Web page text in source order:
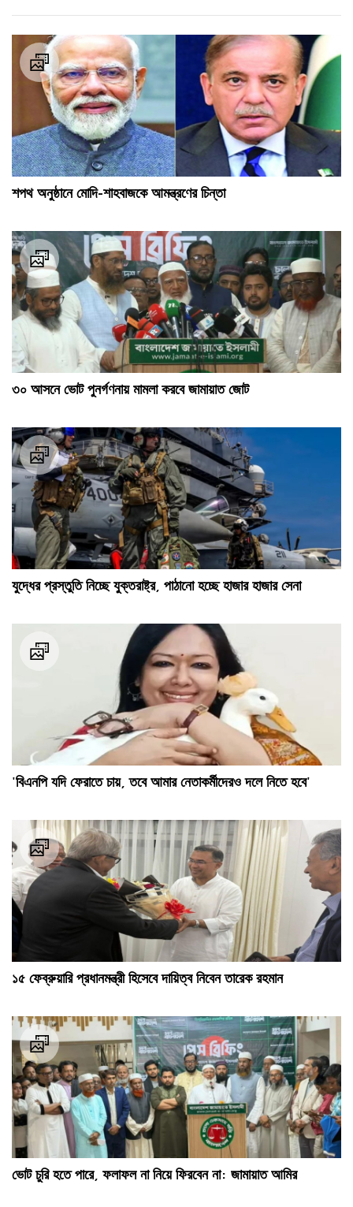
শপথ অনুষ্ঠানে মোদি-শাহবাজকে আমন্ত্রণের চিন্তা
৩০ আসনে ভোট পুনর্গণনায় মামলা করবে জামায়াত জোট
যুদ্ধের প্রস্তুতি নিচ্ছে যুক্তরাষ্ট্র, পাঠানো হচ্ছে হাজার হাজার সেনা
'বিএনপি যদি ফেরাতে চায়, তবে আমার নেতাকর্মীদেরও দলে নিতে হবে'
১৫ ফেব্রুয়ারি প্রধানমন্ত্রী হিসেবে দায়িত্ব নিবেন তারেক রহমান
ভোট চুরি হতে পারে, ফলাফল না নিয়ে ফিরবেন না: জামায়াত আমির